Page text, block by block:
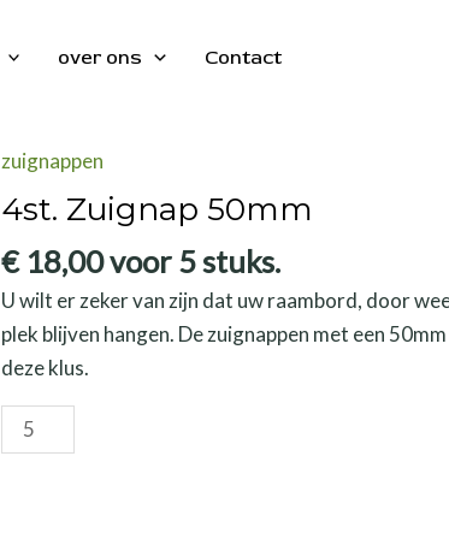
over ons Contact
zuignappen
4st. Zuignap 50mm
€18,00voor 5 stuks.
U wilt er zeker van zijn dat uw raambord, door
plek blijven hangen. De zuignappen met een
deze klus.
4st.
Zuignap